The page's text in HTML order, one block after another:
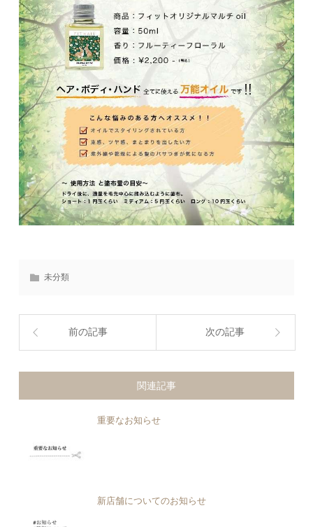
未分類
前の記事 次の記事
関連記事
重要なお知らせ
新店舗についてのお知らせ